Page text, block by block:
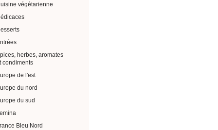
végétarienne
herbes, aromates
condiments
de l'est
du nord
du sud
Bleu Nord